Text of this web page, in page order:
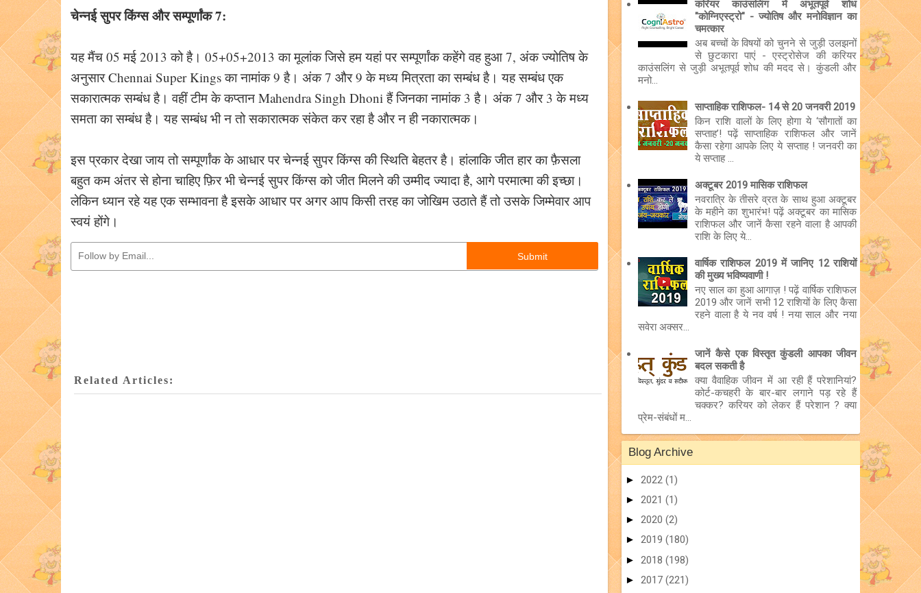
चेन्नई सुपर किंग्स और सम्पूर्णांक 7:
यह मैंच 05 मई 2013 को है। 05+05+2013 का मूलांक जिसे हम यहां पर सम्पूर्णांक कहेंगे वह हुआ 7, अंक ज्योतिष के
अनुसार Chennai Super Kings का नामांक 9 है। अंक 7 और 9 के मध्य मित्रता का सम्बंध है। यह सम्बंध एक
सकारात्मक सम्बंध है। वहीं टीम के कप्तान Mahendra Singh Dhoni हैं जिनका नामांक 3 है। अंक 7 और 3 के मध्य
समता का सम्बंध है। यह सम्बंध भी न तो सकारात्मक संकेत कर रहा है और न ही नकारात्मक।
इस प्रकार देखा जाय तो सम्पूर्णांक के आधार पर चेन्नई सुपर किंग्स की स्थिति बेहतर है। हांलाकि जीत हार का फ़ैसला
बहुत कम अंतर से होना चाहिए फ़िर भी चेन्नई सुपर किंग्स को जीत मिलने की उम्मीद ज्यादा है, आगे परमात्मा की इच्छा।
लेकिन ध्यान रहे यह एक सम्भावना है इसके आधार पर अगर आप किसी तरह का जोखिम उठाते हैं तो उसके जिम्मेवार आप
स्वयं होंगे।
Related Articles:
करियर काउंसलिंग में अभूतपूर्व शोध
"कोग्निएस्ट्रो" - ज्योतिष और मनोविज्ञान का
चमत्कार
अब बच्चों के विषयों को चुनने से जुड़ी उलझनों
से छुटकारा पाएं - एस्ट्रोसेज की करियर
काउंसलिंग से जुड़ी अभूतपूर्व शोध की मदद से। कुंडली और
मनो...
साप्ताहिक राशिफल- 14 से 20 जनवरी 2019
किन राशि वालों के लिए होगा ये ‘सौगातों का
सप्ताह’! पढ़ें साप्ताहिक राशिफल और जानें
कैसा रहेगा आपके लिए ये सप्ताह ! जनवरी का
ये सप्ताह ...
अक्टूबर 2019 मासिक राशिफल
नवरात्रि के तीसरे व्रत के साथ हुआ अक्टूबर
के महीने का शुभारंभ! पढ़ें अक्टूबर का मासिक
राशिफल और जानें कैसा रहने वाला है आपकी
राशि के लिए ये...
वार्षिक राशिफल 2019 में जानिए 12 राशियों
की मुख्य भविष्यवाणी !
नए साल का हुआ आगाज़ ! पढ़ें वार्षिक राशिफल
2019 और जानें सभी 12 राशियों के लिए कैसा
रहने वाला है ये नव वर्ष ! नया साल और नया
सवेरा अक्सर...
जानें कैसे एक विस्तृत कुंडली आपका जीवन
बदल सकती है
क्या वैवाहिक जीवन में आ रही हैं परेशानियां?
कोर्ट-कचहरी के बार-बार लगाने पड़ रहे हैं
चक्कर? करियर को लेकर हैं परेशान ? क्या
प्रेम-संबंधों म...
Blog Archive
► 2022 (1)
► 2021 (1)
► 2020 (2)
► 2019 (180)
► 2018 (198)
► 2017 (221)